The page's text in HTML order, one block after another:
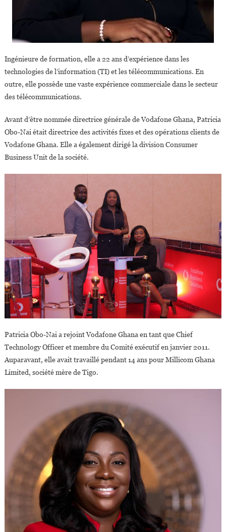
Ingénieure de formation, elle a 22 ans d’expérience dans les
technologies de l’information (TI) et les télécommunications. En
outre, elle possède une vaste expérience commerciale dans le secteur
des télécommunications.
Avant d’être nommée directrice générale de Vodafone Ghana, Patricia
Obo-Nai était directrice des activités fixes et des opérations clients de
Vodafone Ghana. Elle a également dirigé la division Consumer
Business Unit de la société.
Patricia Obo-Nai a rejoint Vodafone Ghana en tant que Chief
Technology Officer et membre du Comité exécutif en janvier 2011.
Auparavant, elle avait travaillé pendant 14 ans pour Millicom Ghana
Limited, société mère de Tigo.